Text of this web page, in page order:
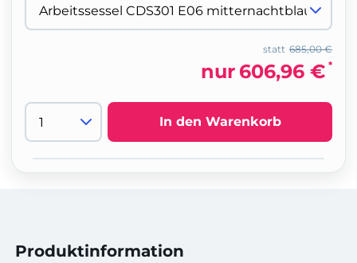
685,00 €
statt
nur 606,96 € *
In den Warenkorb
Produktinformation